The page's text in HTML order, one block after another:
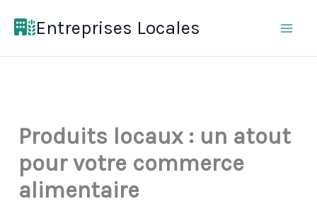
Entreprises Locales
Produits locaux : un atout
pour votre commerce
alimentaire